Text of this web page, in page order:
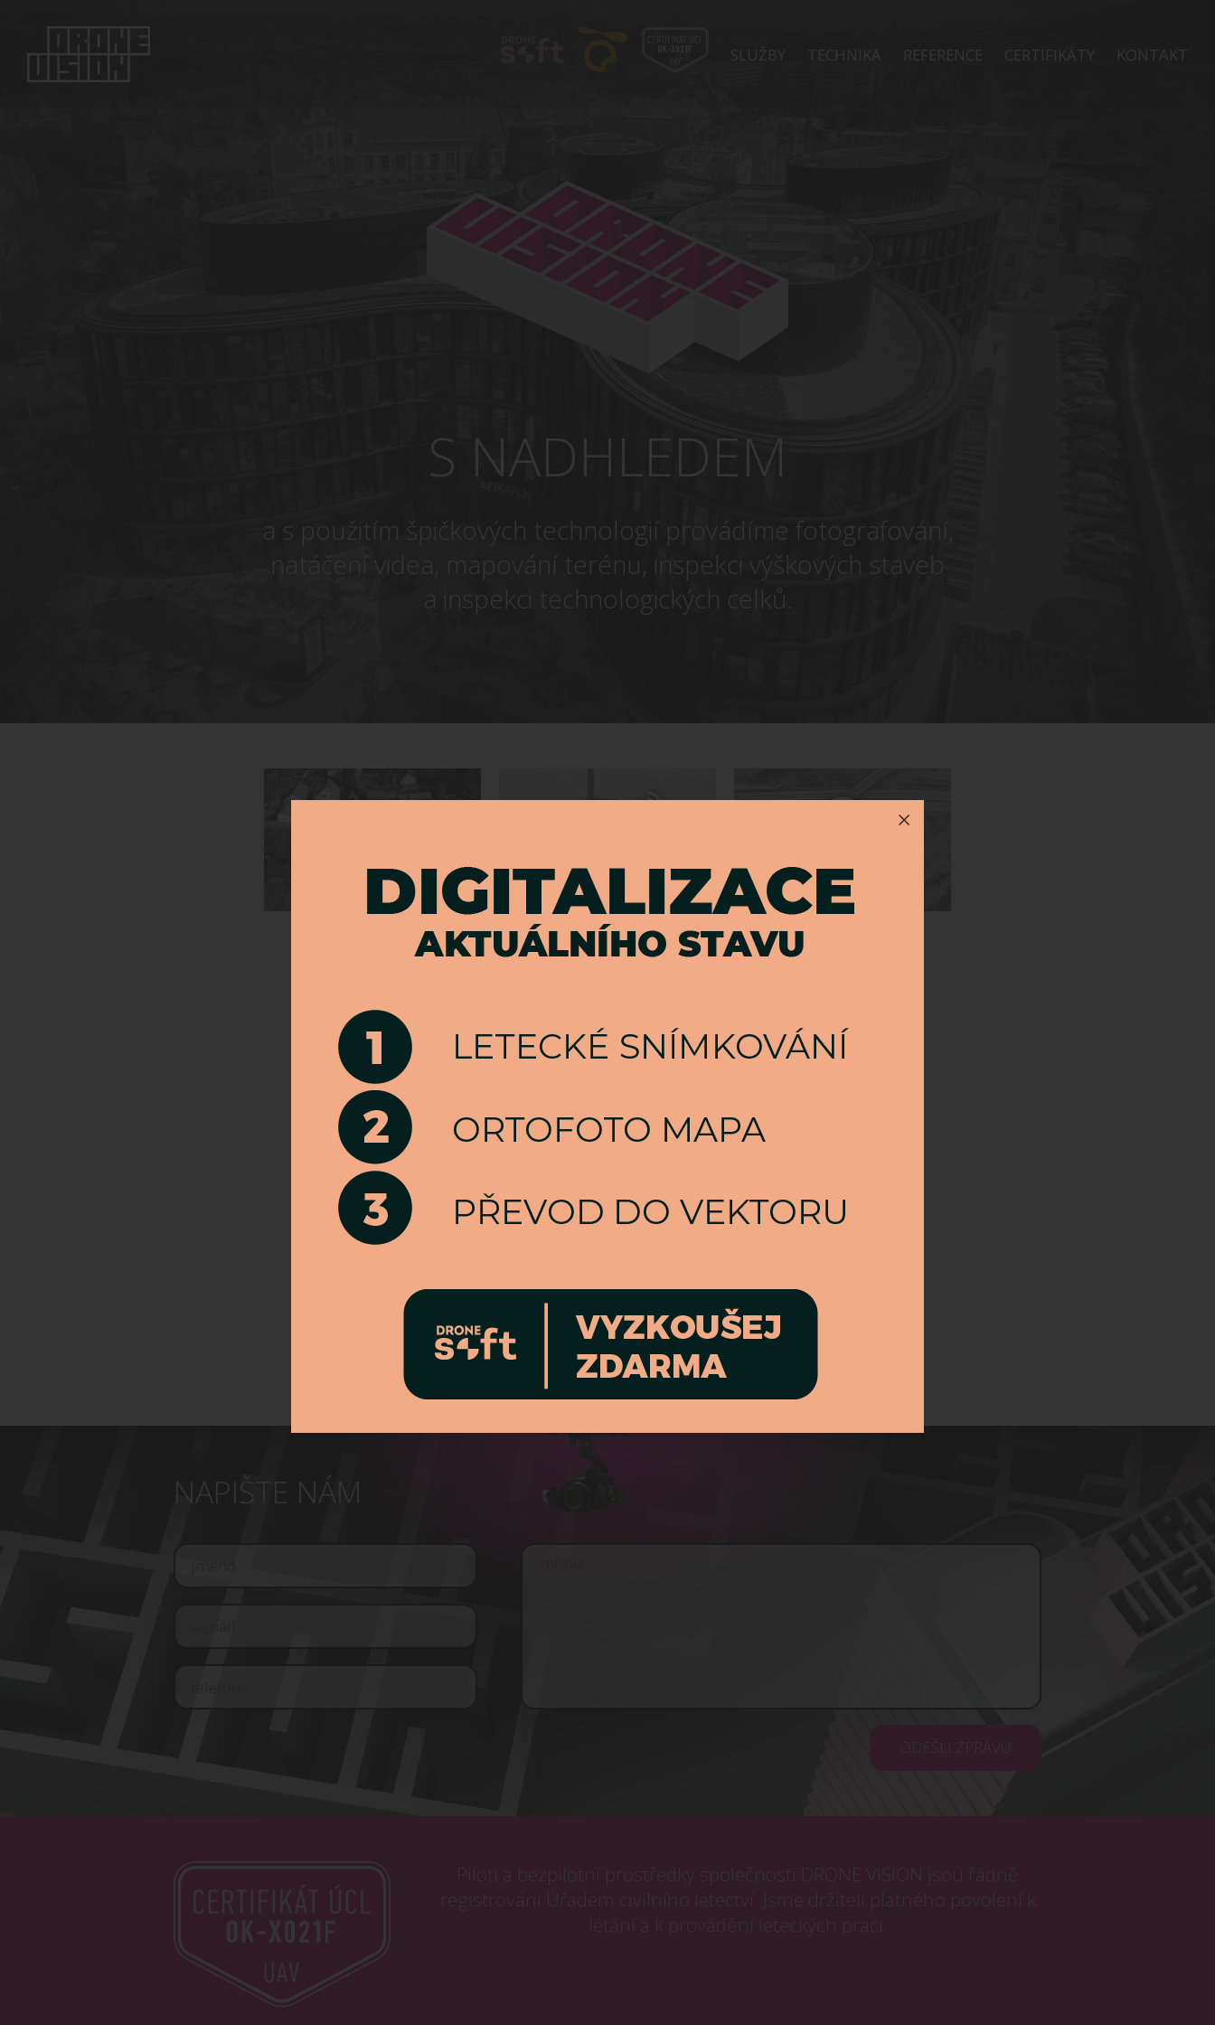
SLUŽBY TECHNIKA REFERENCE CERTIFIKÁTY KONTAKT
S NADHLEDEM
a s použitím špičkových technologií provádíme fotografování,
natáčení videa, mapování terénu, inspekci výškových staveb
a inspekci technologických celků.
FOTOGRAFIE
VÝŠKOVÉ
INSPEKCE
LETECKÉ
MAPOVÁNÍ
VIDEO
NAPIŠTE NÁM
ODEŠLI ZPRÁVU
Piloti a bezpilotní prostředky společnosti DRONE VISION jsou řádně
registrováni Úřadem civilního letectví. Jsme držiteli platného povolení k
létání a k provádění leteckých prací.